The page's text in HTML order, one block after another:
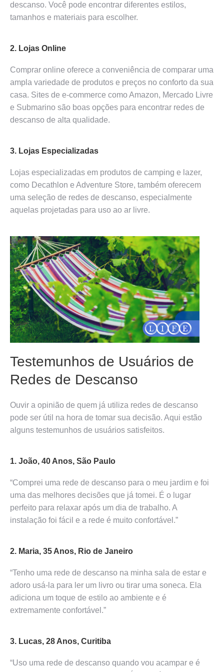
descanso. Você pode encontrar diferentes estilos,
tamanhos e materiais para escolher.
2. Lojas Online
Comprar online oferece a conveniência de comparar uma
ampla variedade de produtos e preços no conforto da sua
casa. Sites de e-commerce como Amazon, Mercado Livre
e Submarino são boas opções para encontrar redes de
descanso de alta qualidade.
3. Lojas Especializadas
Lojas especializadas em produtos de camping e lazer,
como Decathlon e Adventure Store, também oferecem
uma seleção de redes de descanso, especialmente
aquelas projetadas para uso ao ar livre.
Testemunhos de Usuários de
Redes de Descanso
Ouvir a opinião de quem já utiliza redes de descanso
pode ser útil na hora de tomar sua decisão. Aqui estão
alguns testemunhos de usuários satisfeitos.
1. João, 40 Anos, São Paulo
“Comprei uma rede de descanso para o meu jardim e foi
uma das melhores decisões que já tomei. É o lugar
perfeito para relaxar após um dia de trabalho. A
instalação foi fácil e a rede é muito confortável.”
2. Maria, 35 Anos, Rio de Janeiro
“Tenho uma rede de descanso na minha sala de estar e
adoro usá-la para ler um livro ou tirar uma soneca. Ela
adiciona um toque de estilo ao ambiente e é
extremamente confortável.”
3. Lucas, 28 Anos, Curitiba
“Uso uma rede de descanso quando vou acampar e é